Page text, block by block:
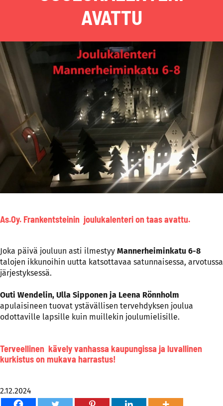
AVATTU
As.Oy. Frankentsteinin joulukalenteri on taas avattu.
Joka päivä jouluun asti ilmestyy Mannerheiminkatu 6-8
talojen ikkunoihin uutta katsottavaa satunnaisessa, arvotussa
järjestyksessä.
Outi Wendelin, Ulla Sipponen ja Leena Rönnholm
apulaisineen tuovat ystävällisen tervehdyksen joulua
odottaville lapsille kuin muillekin joulumielisille.
Terveellinen kävely vanhassa kaupungissa ja luvallinen
kurkistus on mukava harrastus!
2.12.2024